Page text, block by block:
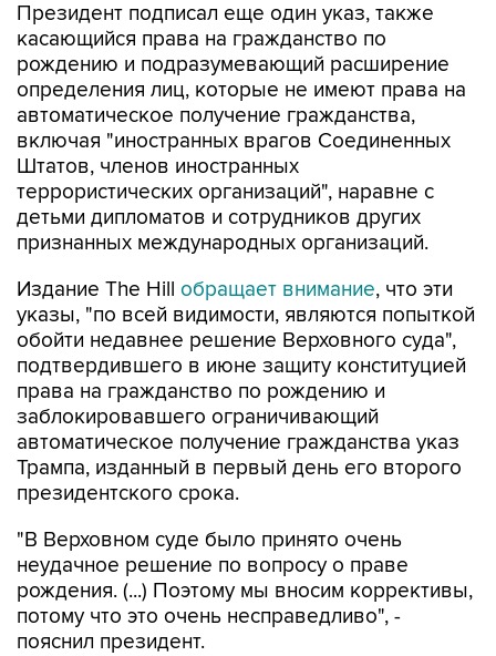
Президент подписал еще один указ, также
касающийся права на гражданство по
рождению и подразумевающий расширение
определения лиц, которые не имеют права на
автоматическое получение гражданства,
включая "иностранных врагов Соединенных
Штатов, членов иностранных
террористических организаций", наравне с
детьми дипломатов и сотрудников других
признанных международных организаций.
Издание The Hill обращает внимание, что эти
указы, "по всей видимости, являются попыткой
обойти недавнее решение Верховного суда",
подтвердившего в июне защиту конституцией
права на гражданство по рождению и
заблокировавшего ограничивающий
автоматическое получение гражданства указ
Трампа, изданный в первый день его второго
президентского срока.
"В Верховном суде было принято очень
неудачное решение по вопросу о праве
рождения. (...) Поэтому мы вносим коррективы,
потому что это очень несправедливо", -
пояснил президент.